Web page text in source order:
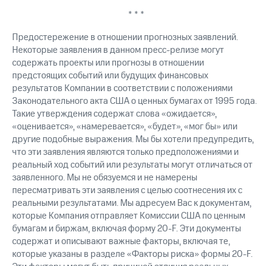
* * *
Предостережение в отношении прогнозных заявлений.
Некоторые заявления в данном пресс-релизе могут
содержать проекты или прогнозы в отношении
предстоящих событий или будущих финансовых
результатов Компании в соответствии с положениями
Законодательного акта США о ценных бумагах от 1995 года.
Такие утверждения содержат слова «ожидается»,
«оценивается», «намеревается», «будет», «мог бы» или
другие подобные выражения. Мы бы хотели предупредить,
что эти заявления являются только предположениями и
реальный ход событий или результаты могут отличаться от
заявленного. Мы не обязуемся и не намерены
пересматривать эти заявления с целью соотнесения их с
реальными результатами. Мы адресуем Вас к документам,
которые Компания отправляет Комиссии США по ценным
бумагам и биржам, включая форму 20-F. Эти документы
содержат и описывают важные факторы, включая те,
которые указаны в разделе «Факторы риска» формы 20-F.